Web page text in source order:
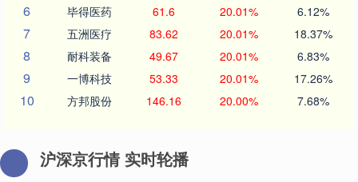
6 毕得医药 61.6 20.01% 6.12%
7 五洲医疗 83.62 20.01% 18.37%
8 耐科装备 49.67 20.01% 6.83%
9 一博科技 53.33 20.01% 17.26%
10 方邦股份 146.16 20.00% 7.68%
沪深京行情 实时轮播